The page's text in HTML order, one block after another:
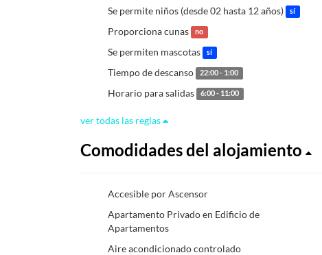
Se permite niños (desde 02 hasta 12 años) sí
Proporciona cunas no
Se permiten mascotas sí
Tiempo de descanso 22:00 - 1:00
Horario para salidas 6:00 - 11:00
ver todas las reglas
Comodidades del alojamiento
Accesible por Ascensor
Apartamento Privado en Edificio de
Apartamentos
Aire acondicionado controlado